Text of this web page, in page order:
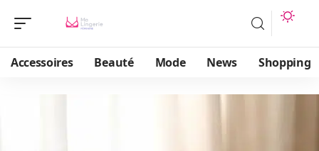
Accessoires Beauté Mode News Shopping